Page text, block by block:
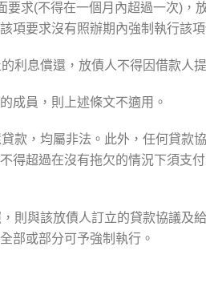
求(不得在一個月內超過一次)，
項要求沒有照辦期內強制執行該項
利息償還，放債人不得因借款人
成員，則上述條文不適用。
，均屬非法。此外，任何貸款
得超過在沒有拖欠的情況下須支
與該放債人訂立的貸款協議及
部或部分可予強制執行。